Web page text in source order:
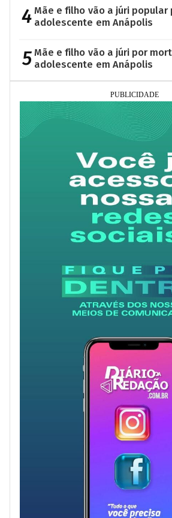
4 Mãe e filho vão a júri popular
adolescente em Anápolis
5 Mãe e filho vão a júri por
adolescente em Anápolis